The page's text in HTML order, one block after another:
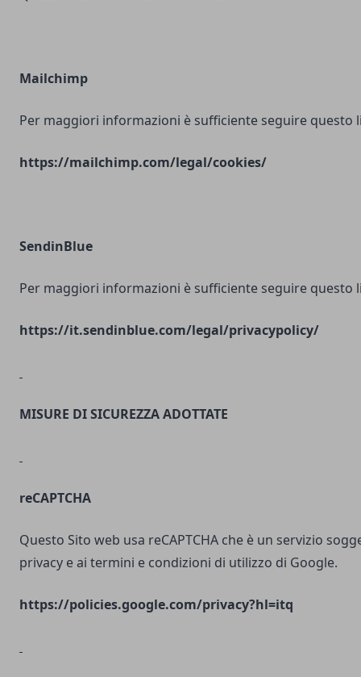
Mailchimp
Per maggiori informazioni è sufficiente seguire questo
https://mailchimp.com/legal/cookies/
SendinBlue
Per maggiori informazioni è sufficiente seguire questo
https://it.sendinblue.com/legal/privacypolicy/
MISURE DI SICUREZZA ADOTTATE
reCAPTCHA
Questo Sito web usa reCAPTCHA che è un servizio
privacy e ai termini e condizioni di utilizzo di Google.
https://policies.google.com/privacy?hl=itq